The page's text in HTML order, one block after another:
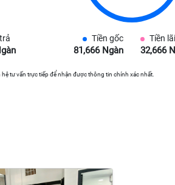
Tiền gốc
81,666 Ngàn
Tiền lãi
32,666
tư vấn trực tiếp để nhận được thông tin chính xác nhất.